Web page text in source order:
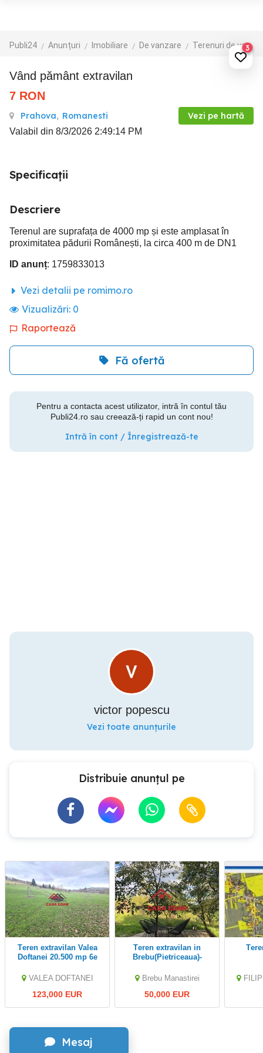
Publi24 Anunțuri Imobiliare De vanzare Terenuri de vanzare3
Vând pământ extravilan
7 RON
Prahova, Romanesti Vezi pe hartă
Valabil din 8/3/2026 2:49:14 PM
Specificații
Descriere
Terenul are suprafața de 4000 mp și este amplasat în
proximitatea pădurii Românești, la circa 400 m de DN1
ID anunț: 1759833013
Vezi detalii pe romimo.ro
Vizualizări: 0
Raportează
Fă ofertă
Pentru a contacta acest utilizator, intră în contul tău
Publi24.ro sau creează-ți rapid un cont nou!
Intră în cont / Înregistrează-te
Mesaj
victor popescu
Vezi toate anunțurile
Distribuie anunțul pe
Teren extravilan Valea
Doftanei 20.500 mp 6e
VALEA DOFTANEI
123,000 EUR
Teren extravilan in
Brebu(Pietriceaua)-
Brebu Manastirei
50,000 EUR